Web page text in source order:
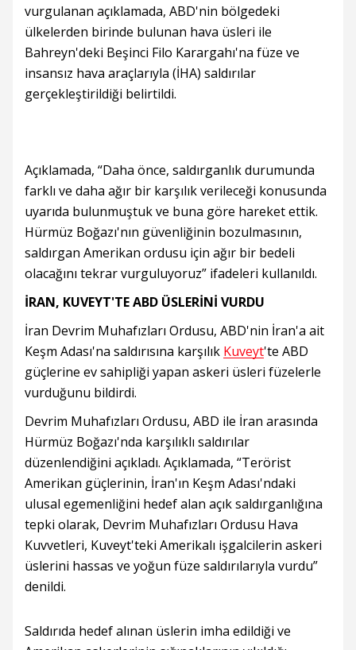
vurgulanan açıklamada, ABD'nin bölgedeki
ülkelerden birinde bulunan hava üsleri ile
Bahreyn'deki Beşinci Filo Karargahı'na füze ve
insansız hava araçlarıyla (İHA) saldırılar
gerçekleştirildiği belirtildi.
Açıklamada, “Daha önce, saldırganlık durumunda
farklı ve daha ağır bir karşılık verileceği konusunda
uyarıda bulunmuştuk ve buna göre hareket ettik.
Hürmüz Boğazı'nın güvenliğinin bozulmasının,
saldırgan Amerikan ordusu için ağır bir bedeli
olacağını tekrar vurguluyoruz” ifadeleri kullanıldı.
İRAN, KUVEYT'TE ABD ÜSLERİNİ VURDU
İran Devrim Muhafızları Ordusu, ABD'nin İran'a ait
Keşm Adası'na saldırısına karşılık Kuveyt'te ABD
güçlerine ev sahipliği yapan askeri üsleri füzelerle
vurduğunu bildirdi.
Devrim Muhafızları Ordusu, ABD ile İran arasında
Hürmüz Boğazı'nda karşılıklı saldırılar
düzenlendiğini açıkladı. Açıklamada, “Terörist
Amerikan güçlerinin, İran'ın Keşm Adası'ndaki
ulusal egemenliğini hedef alan açık saldırganlığına
tepki olarak, Devrim Muhafızları Ordusu Hava
Kuvvetleri, Kuveyt'teki Amerikalı işgalcilerin askeri
üslerini hassas ve yoğun füze saldırılarıyla vurdu”
denildi.
Saldırıda hedef alınan üslerin imha edildiği ve